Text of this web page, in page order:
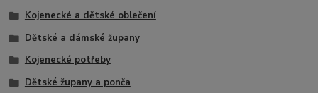
Kojenecké a dětské oblečení
Dětské a dámské župany
Kojenecké potřeby
Dětské župany a ponča